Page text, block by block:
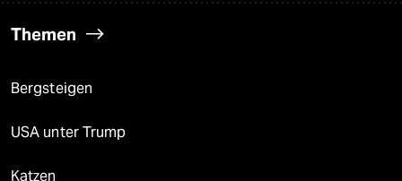
Themen
Bergsteigen
USA unter Trump
Katzen